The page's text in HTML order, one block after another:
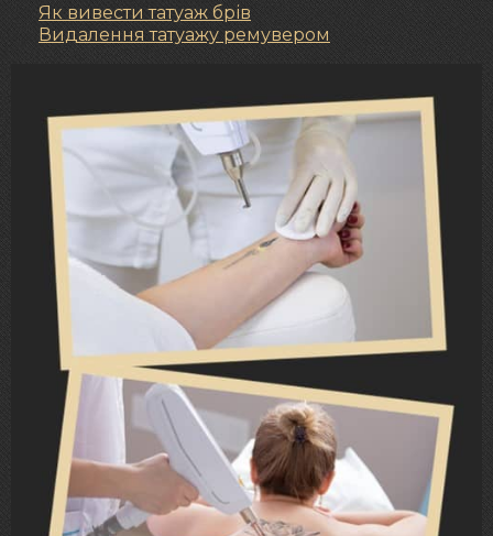
Як вивести татуаж брів
Видалення татуажу ремувером